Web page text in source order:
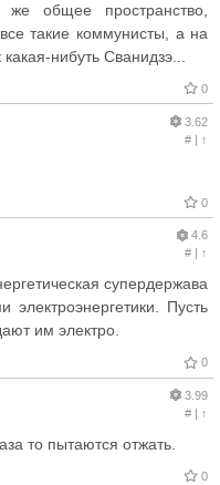
общее пространство,
такие коммунисты, а на
нибуть Сванидзэ...
0
3.62
#| ↑
0
4.6
#| ↑
супердержава
Пусть
им электро.
0
3.99
#| ↑
то пытаются отжать.
0